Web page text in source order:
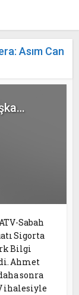
Asım Can
Sabah
Sigorta
Bilgi
Ahmet
sonra
ihalesiyle